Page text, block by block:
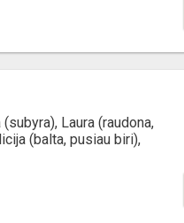
Laura (raudona,
(balta, pusiau biri),